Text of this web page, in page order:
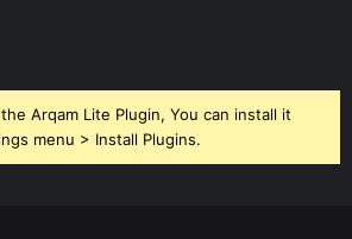
Arqam Lite Plugin, You can install it
menu > Install Plugins.